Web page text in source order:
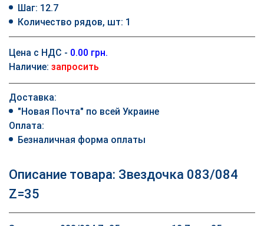
Шаг: 12.7
Количество рядов, шт: 1
Цена с НДС - 0.00 грн.
Наличие: запросить
Доставка:
"Новая Почта" по всей Украине
Оплата:
Безналичная форма оплаты
Описание товара: Звездочка 083/084
Z=35